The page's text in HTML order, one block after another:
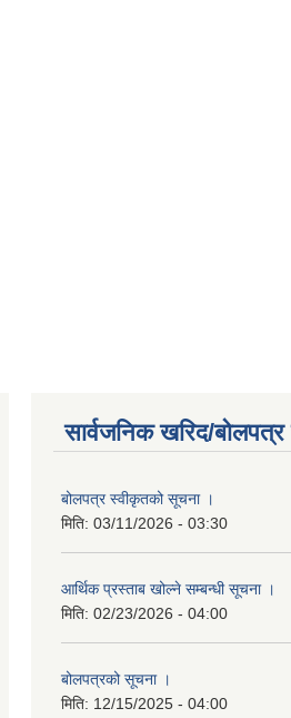
सार्वजनिक खरिद/
बोलपत्र स्वीकृतको सूचना ।
मिति: 03/11/2026 - 03:30
आर्थिक प्रस्ताब खोल्ने सम्बन्धी सूचना ।
मिति: 02/23/2026 - 04:00
बोलपत्रको सूचना ।
मिति: 12/15/2025 - 04:00